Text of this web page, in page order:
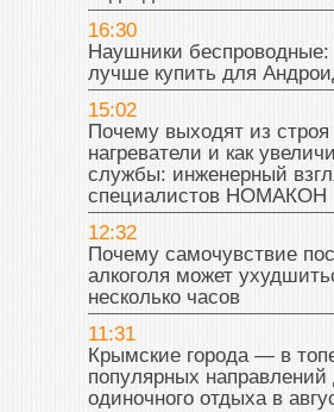
16:30
Наушники беспроводные:
лучше купить для
15:02
Почему выходят из
нагреватели и как
службы: инженерный
специалистов НОМАКОН
12:32
Почему самочувствие
алкоголя может
несколько часов
11:31
Крымские города — в
популярных направлений
одиночного отдыха в